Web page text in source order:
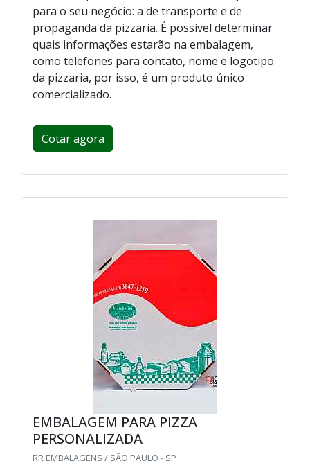
para o seu negócio: a de transporte e de
propaganda da pizzaria. É possível determinar
quais informações estarão na embalagem,
como telefones para contato, nome e logotipo
da pizzaria, por isso, é um produto único
comercializado.
Cotar agora
EMBALAGEM PARA PIZZA
PERSONALIZADA
RR EMBALAGENS / SÃO PAULO - SP